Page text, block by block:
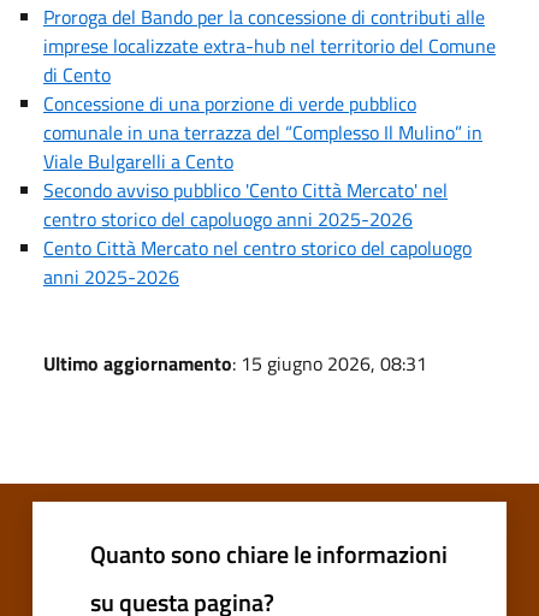
Proroga del Bando per la concessione di contributi alle
imprese localizzate extra-hub nel territorio del Comune
di Cento
Concessione di una porzione di verde pubblico
comunale in una terrazza del “Complesso Il Mulino” in
Viale Bulgarelli a Cento
Secondo avviso pubblico 'Cento Città Mercato' nel
centro storico del capoluogo anni 2025-2026
Cento Città Mercato nel centro storico del capoluogo
anni 2025-2026
Ultimo aggiornamento: 15 giugno 2026, 08:31
Quanto sono chiare le informazioni
su questa pagina?